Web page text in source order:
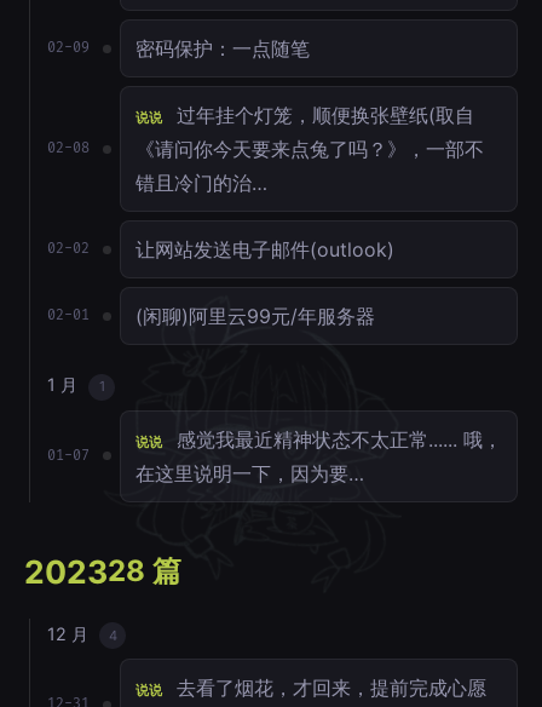
02-09 密码保护：一点随笔
02-08
说说
过年挂个灯笼，顺便换张壁纸(取自
《请问你今天要来点兔了吗？》，一部不
错且冷门的治…
02-02 让网站发送电子邮件(outlook)
02-01 (闲聊)阿里云99元/年服务器
1 月 1
01-07
说说
感觉我最近精神状态不太正常...... 哦，
在这里说明一下，因为要…
202328 篇
12 月 4
说说
去看了烟花，才回来，提前完成心愿